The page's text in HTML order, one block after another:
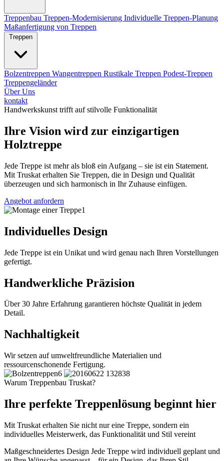
Treppenbau Treppen-Modernisierung Individuelle Treppen-Planung
Maßanfertigung von Treppen
Treppen
Bolzentreppen Wangentreppen Rustikale Treppen Podest-Treppen
Treppengeländer
Über Uns
kontakt
Handwerkskunst trifft auf stilvolle Funktionalität
Ihre Vision wird zur einzigartigen
Holztreppe
Jede Treppe ist mehr als bloß ein Aufgang – sie ist ein Statement.
Mit Truskat erhalten Sie Treppen, die in Design und Qualität
überzeugen und sich harmonisch in Ihr Zuhause einfügen.
Angebot anfordern
Individuelles Design
Jede Treppe ist ein Unikat und wird genau nach Ihren Vorstellungen
gefertigt.
Handwerkliche Präzision
Über 30 Jahre Erfahrung garantieren höchste Qualität in jedem
Detail.
Nachhaltigkeit
Wir setzen auf umweltfreundliche Materialien und
ressourcenschonende Fertigung.
Warum Treppenbau Truskat?
Ihre perfekte Treppenlösung beginnt hier
Mit Truskat erhalten Sie nicht nur eine Treppe, sondern ein
individuelles Meisterwerk, das Funktionalität und Stil vereint
Maßgeschneidertes Design Jede Treppe wird individuell geplant und